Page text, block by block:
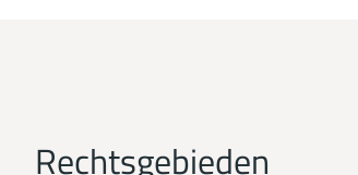
Rechtsgebieden